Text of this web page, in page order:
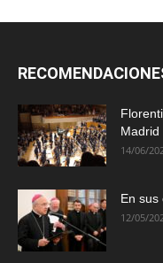
Madrid
14/06/
En sus
12/05/